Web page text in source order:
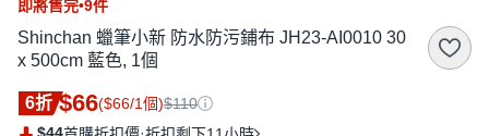
即將售完•9件
Shinchan 蠟筆小新 防水防污鋪布 JH23-AI0010 30
x 500cm 藍色, 1個
6折 $66($66/1個)$110